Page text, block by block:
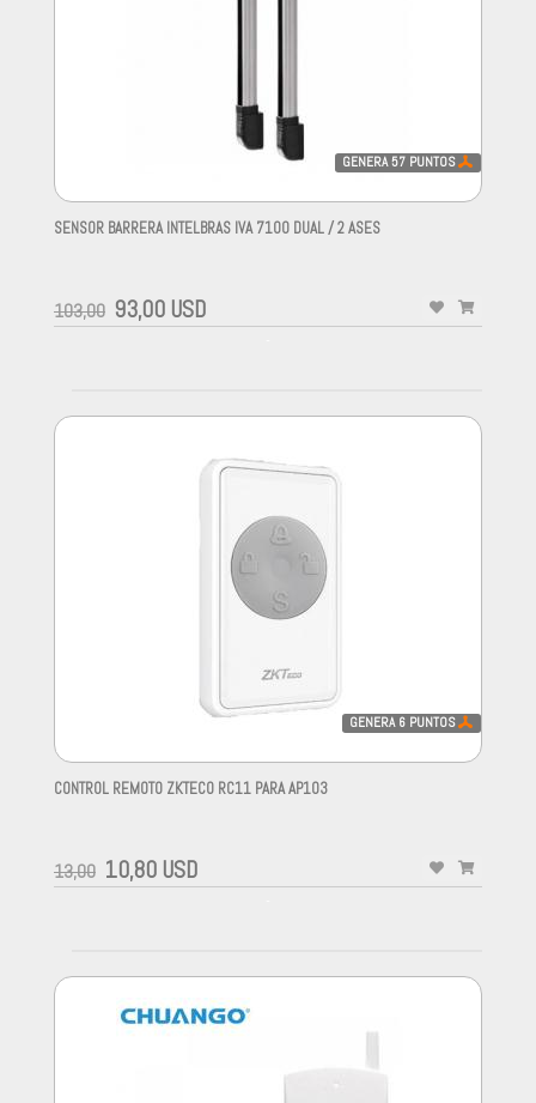
GENERA57 PUNTOS
SENSOR BARRERA INTELBRAS IVA 7100 DUAL / 2 ASES
103,00 93,00 USD
GENERA 6 PUNTOS
CONTROL REMOTO ZKTECO RC11 PARA AP103
13,00 10,80 USD